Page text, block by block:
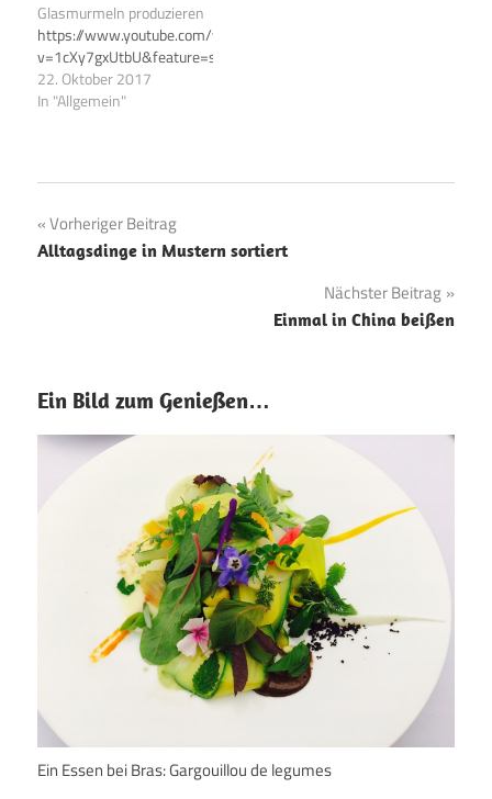
Glasmurmeln produzieren
https://www.youtube.com/watch?
v=1cXy7gxUtbU&feature=share
22. Oktober 2017
In "Allgemein"
Beitragsnavigation
Vorheriger Beitrag
Alltagsdinge in Mustern sortiert
Nächster Beitrag
Einmal in China beißen
Ein Bild zum Genießen…
Ein Essen bei Bras: Gargouillou de legumes